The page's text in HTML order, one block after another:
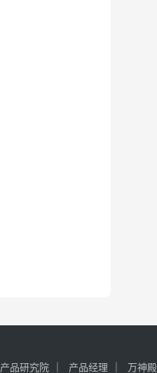
产品研究院 产品经理 万神殿